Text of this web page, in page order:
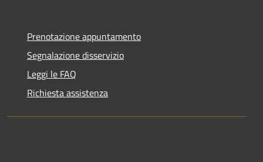
Prenotazione appuntamento
Segnalazione disservizio
Leggi le FAQ
Richiesta assistenza